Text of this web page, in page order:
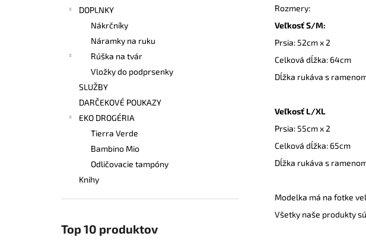
DOPLNKY
Nákrčníky
Náramky na ruku
Rúška na tvár
Vložky do podprsenky
SLUŽBY
DARČEKOVÉ POUKAZY
EKO DROGÉRIA
Tierra Verde
Bambino Mio
Odličovacie tampóny
Knihy
Top 10 produktov
Rozmery:
Veľkosť S/M:
Prsia: 52cm x 2
Celková dĺžka: 64cm
Dĺžka rukáva s
Veľkosť L/XL
Prsia: 55cm x 2
Celková dĺžka: 65cm
Dĺžka rukáva s
Modelka má na fotke
Všetky naše produkty